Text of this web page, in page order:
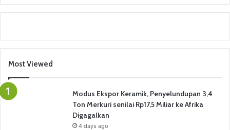
Most Viewed
Modus Ekspor Keramik, Penyelundupan 3,4
Ton Merkuri senilai Rp17,5 Miliar ke Afrika
Digagalkan
4 days ago